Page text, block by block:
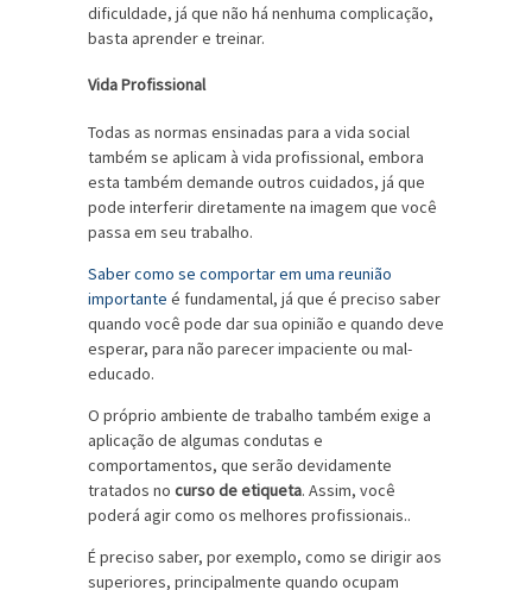
dificuldade, já que não há nenhuma complicação,
basta aprender e treinar.
Vida Profissional
Todas as normas ensinadas para a vida social
também se aplicam à vida profissional, embora
esta também demande outros cuidados, já que
pode interferir diretamente na imagem que você
passa em seu trabalho.
Saber como se comportar em uma reunião
importante é fundamental, já que é preciso saber
quando você pode dar sua opinião e quando deve
esperar, para não parecer impaciente ou mal-
educado.
O próprio ambiente de trabalho também exige a
aplicação de algumas condutas e
comportamentos, que serão devidamente
tratados no curso de etiqueta. Assim, você
poderá agir como os melhores profissionais..
É preciso saber, por exemplo, como se dirigir aos
superiores, principalmente quando ocupam